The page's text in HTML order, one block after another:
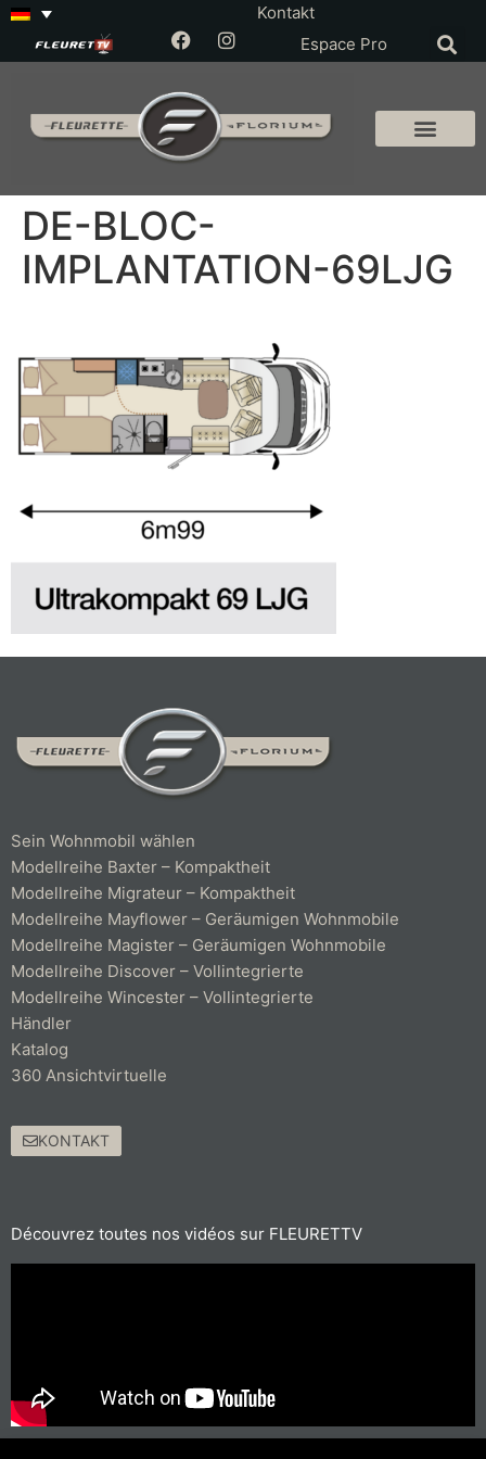
Kontakt
Espace Pro
DE-BLOC-
IMPLANTATION-69LJG
Sein Wohnmobil wählen
Modellreihe Baxter – Kompaktheit
Modellreihe Migrateur – Kompaktheit
Modellreihe Mayflower – Geräumigen Wohnmobile
Modellreihe Magister – Geräumigen Wohnmobile
Modellreihe Discover – Vollintegrierte
Modellreihe Wincester – Vollintegrierte
Händler
Katalog
360 Ansichtvirtuelle
KONTAKT
Découvrez toutes nos vidéos sur FLEURETTV